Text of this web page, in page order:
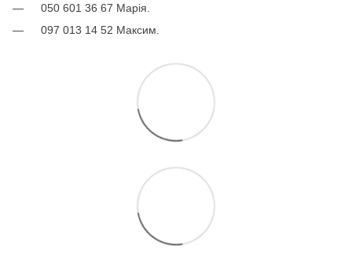
050 601 36 67 Марія.
097 013 14 52 Максим.